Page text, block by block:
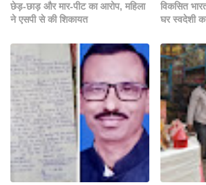
छेड़-छाड़ और मार-पीट का आरोप, महिला
ने एसपी से की शिकायत
विकसित
घर स्वदेशी